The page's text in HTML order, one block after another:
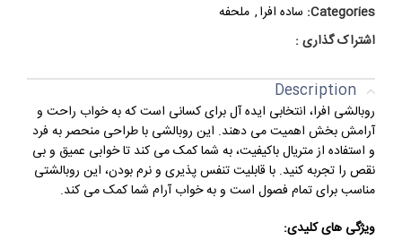
Categories: ساده افرا, ملحفه
اشتراک گذاری :
Description
روبالشی افرا، انتخابی ایده آل برای کسانی است که به خواب راحت و
آرامش بخش اهمیت می دهند. این روبالشی با طراحی منحصر به فرد
و استفاده از متریال باکیفیت، به شما کمک می کند تا خوابی عمیق و بی
نقص را تجربه کنید. با قابلیت تنفس پذیری و نرم بودن، این روبالشتی
مناسب برای تمام فصول است و به خواب آرام شما کمک می کند.
ویژگی های کلیدی: